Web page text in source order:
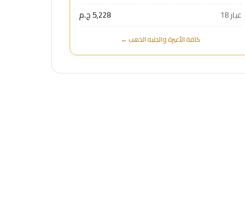
عيار 18
5,228 ج.م
كافة الأعيرة والجنيه الذهب ←